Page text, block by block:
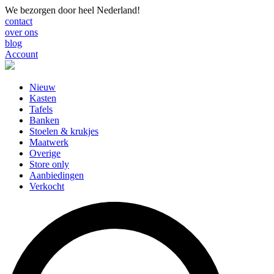
We bezorgen door heel Nederland!
contact
over ons
blog
Account
Nieuw
Kasten
Tafels
Banken
Stoelen & krukjes
Maatwerk
Overige
Store only
Aanbiedingen
Verkocht